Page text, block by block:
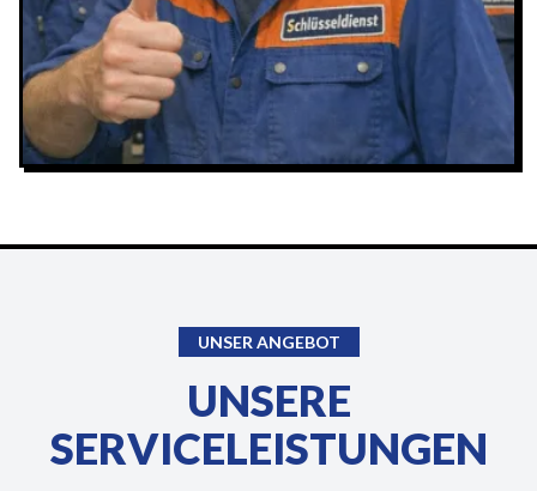
UNSER ANGEBOT
UNSERE
SERVICELEISTUNGEN